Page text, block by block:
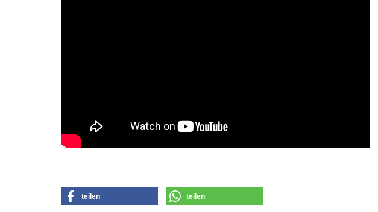
teilen teilen